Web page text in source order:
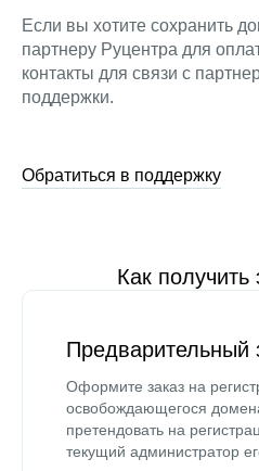
Если вы хотите сохранить
партнеру Руцентра для
контакты для связи с
поддержки.
Обратиться в поддержку
Как получить
Предварительный
Оформите заказ на
освобождающегося
претендовать на
текущий администратор